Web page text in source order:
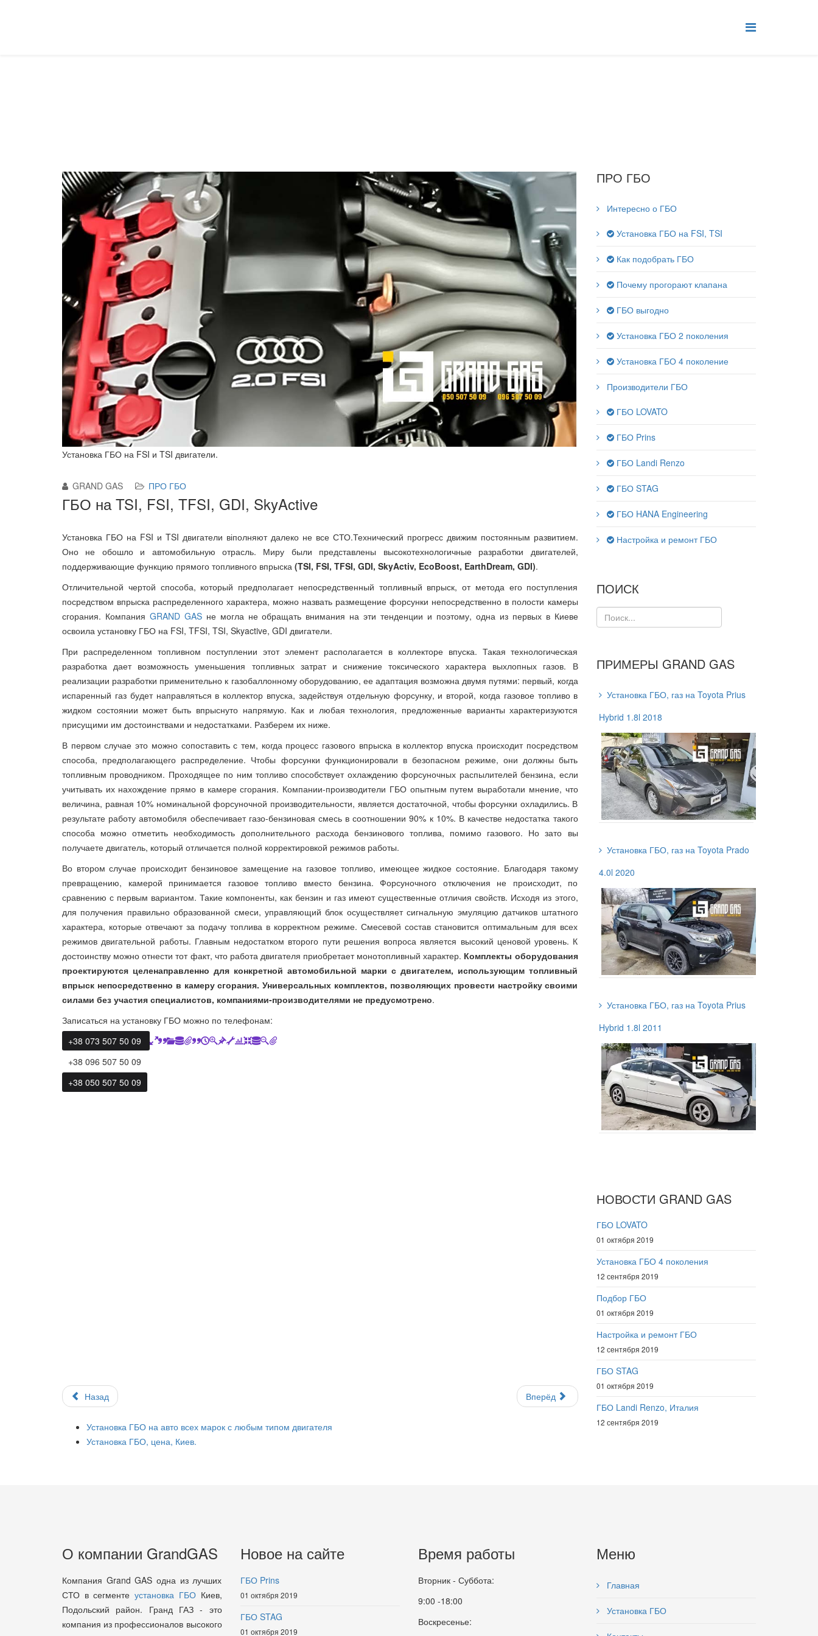
Установка ГБО на FSI и TSI двигатели.
GRAND GAS ПРО ГБО
ГБО на TSI, FSI, TFSI, GDI, SkyActive
Установка ГБО на FSI и TSI двигатели віполняют далеко не все СТО.Технический прогресс движим постоянным развитием.
Оно не обошло и автомобильную отрасль. Миру были представлены высокотехнологичные разработки двигателей,
поддерживающие функцию прямого топливного впрыска (TSI, FSI, TFSI, GDI, SkyActiv, EcoBoost, EarthDream, GDI).
Отличительной чертой способа, который предполагает непосредственный топливный впрыск, от метода его поступления
посредством впрыска распределенного характера, можно назвать размещение форсунки непосредственно в полости камеры
сгорания. Компания GRAND GASне могла не обращать внимания на эти тенденции и поэтому, одна из первых в Киеве
освоила установку ГБО на FSI, TFSI, TSI, Skyactive, GDI двигатели.
При распределенном топливном поступлении этот элемент располагается в коллекторе впуска. Такая технологическая
разработка дает возможность уменьшения топливных затрат и снижение токсического характера выхлопных газов. В
реализации разработки применительно к газобаллонному оборудованию, ее адаптация возможна двумя путями: первый, когда
испаренный газ будет направляться в коллектор впуска, задействуя отдельную форсунку, и второй, когда газовое топливо в
жидком состоянии может быть впрыснуто напрямую. Как и любая технология, предложенные варианты характеризуются
присущими им достоинствами и недостатками. Разберем их ниже.
В первом случае это можно сопоставить с тем, когда процесс газового впрыска в коллектор впуска происходит посредством
способа, предполагающего распределение. Чтобы форсунки функционировали в безопасном режиме, они должны быть
топливным проводником. Проходящее по ним топливо способствует охлаждению форсуночных распылителей бензина, если
учитывать их нахождение прямо в камере сгорания. Компании-производители ГБО опытным путем выработали мнение, что
величина, равная 10% номинальной форсуночной производительности, является достаточной, чтобы форсунки охладились. В
результате работу автомобиля обеспечивает газо-бензиновая смесь в соотношении 90% к 10%. В качестве недостатка такого
способа можно отметить необходимость дополнительного расхода бензинового топлива, помимо газового. Но зато вы
получаете двигатель, который отличается полной корректировкой режимов работы.
Во втором случае происходит бензиновое замещение на газовое топливо, имеющее жидкое состояние. Благодаря такому
превращению, камерой принимается газовое топливо вместо бензина. Форсуночного отключения не происходит, по
сравнению с первым вариантом. Такие компоненты, как бензин и газ имеют существенные отличия свойств. Исходя из этого,
для получения правильно образованной смеси, управляющий блок осуществляет сигнальную эмуляцию датчиков штатного
характера, которые отвечают за подачу топлива в корректном режиме. Смесевой состав становится оптимальным для всех
режимов двигательной работы. Главным недостатком второго пути решения вопроса является высокий ценовой уровень. К
достоинству можно отнести тот факт, что работа двигателя приобретает монотопливный характер. Комплекты оборудования
проектируются целенаправленно для конкретной автомобильной марки с двигателем, использующим топливный
впрыск непосредственно в камеру сгорания. Универсальных комплектов, позволяющих провести настройку своими
силами без участия специалистов, компаниями-производителями не предусмотрено.
Записаться на установку ГБО можно по телефонам:
+38 073 507 50 09
+38 096 507 50 09
+38 050 507 50 09
Назад Вперёд
Установка ГБО на авто всех марок с любым типом двигателя
Установка ГБО, цена, Киев.
ПРО ГБО
Интересно о ГБО
Установка ГБО на FSI, TSI
Как подобрать ГБО
Почему прогорают клапана
ГБО выгодно
Установка ГБО 2 поколения
Установка ГБО 4 поколение
Производители ГБО
ГБО LOVATO
ГБО Prins
ГБО Landi Renzo
ГБО STAG
ГБО HANA Engineering
Настройка и ремонт ГБО
ПОИСК
ПРИМЕРЫ GRAND GAS
Установка ГБО, газ на Toyota Prius
Hybrid 1.8l 2018
Установка ГБО, газ на Toyota Prado
4.0l 2020
Установка ГБО, газ на Toyota Prius
Hybrid 1.8l 2011
НОВОСТИ GRAND GAS
ГБО LOVATO
01 октября 2019
Установка ГБО 4 поколения
12 сентября 2019
Подбор ГБО
01 октября 2019
Настройка и ремонт ГБО
12 сентября 2019
ГБО STAG
01 октября 2019
ГБО Landi Renzo, Италия
12 сентября 2019
О компании GrandGAS
Компания Grand GAS одна из лучших
СТО в сегментеустановка ГБОКиев,
Подольский район. Гранд ГАЗ - это
компания из профессионалов высокого
Новое на сайте
ГБО Prins
01 октября 2019
ГБО STAG
01 октября 2019
Время работы
Вторник - Суббота:
9:00 -18:00
Воскресенье:
Меню
Главная
Установка ГБО